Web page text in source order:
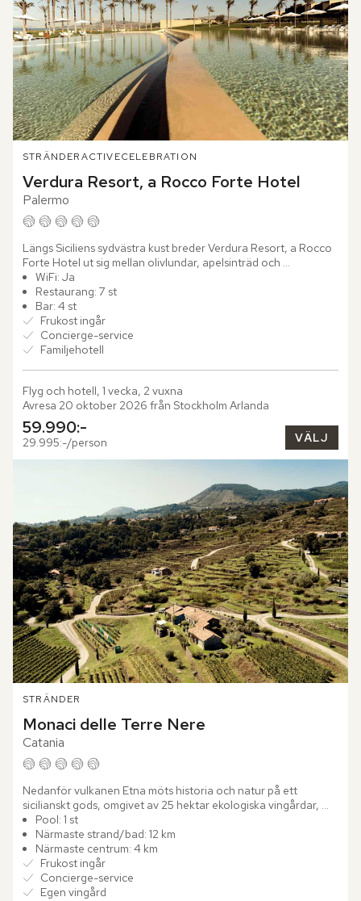
STRÄNDERACTIVECELEBRATION
Verdura Resort, a Rocco Forte Hotel
Palermo
Längs Siciliens sydvästra kust breder Verdura Resort, a Rocco
Forte Hotel ut sig mellan olivlundar, apelsinträd och
Medelhavets djupblå vatten. Redan vid ankomsten känns
platsens...
WiFi: Ja
Restaurang: 7 st
Bar: 4 st
Frukost ingår
Concierge-service
Familjehotell
Flyg och hotell, 1 vecka, 2 vuxna
Avresa 20 oktober 2026 från Stockholm Arlanda
59.990:-
29.995:-/person VÄLJ
STRÄNDER
Monaci delle Terre Nere
Catania
Nedanför vulkanen Etna möts historia och natur på ett
sicilianskt gods, omgivet av 25 hektar ekologiska vingårdar,
olivlundar och fruktträd. Här har Monaci delle Terre Nere
gett...
Pool: 1 st
Närmaste strand/bad: 12 km
Närmaste centrum: 4 km
Frukost ingår
Concierge-service
Egen vingård